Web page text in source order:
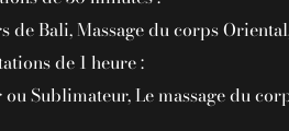
de Bali, Massage du corps
de 1 heure :
Sublimateur, Le massage du